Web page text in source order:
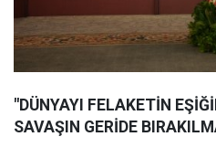
"DÜNYAYI FELAKETİN
SAVAŞIN GERİDE